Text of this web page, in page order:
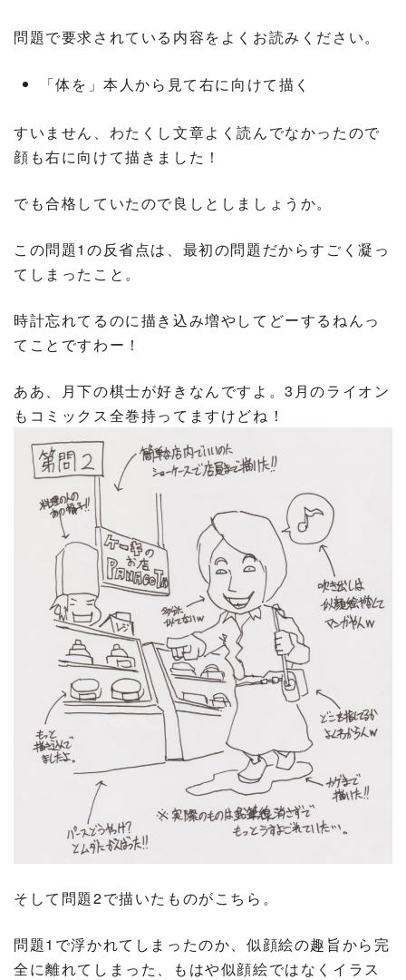
問題で要求されている内容をよくお読みください。
「体を」本人から見て右に向けて描く
すいません、わたくし文章よく読んでなかったので
顔も右に向けて描きました！
でも合格していたので良しとしましょうか。
この問題1の反省点は、最初の問題だからすごく凝っ
てしまったこと。
時計忘れてるのに描き込み増やしてどーするねんっ
てことですわー！
ああ、月下の棋士が好きなんですよ。3月のライオン
もコミックス全巻持ってますけどね！
そして問題2で描いたものがこちら。
問題1で浮かれてしまったのか、似顔絵の趣旨から完
全に離れてしまった、もはや似顔絵ではなくイラス